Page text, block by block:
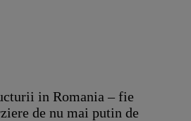
in Romania – fie
de nu mai putin de